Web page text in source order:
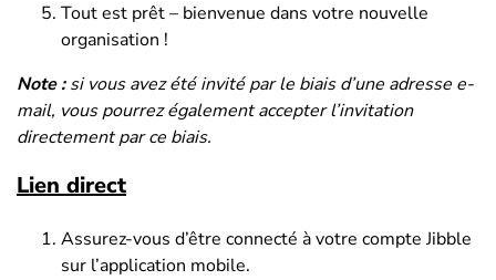
Tout est prêt – bienvenue dans votre nouvelle
organisation !
Note :si vous avez été invité par le biais d’une adresse e-
mail, vous pourrez également accepter l’invitation
directement par ce biais.
Lien direct
Assurez-vous d’être connecté à votre compte Jibble
sur l’application mobile.